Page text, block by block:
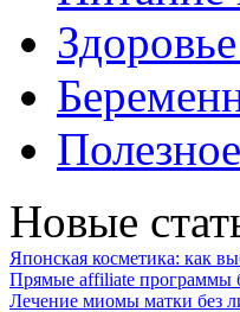
Полезное
Новые
Японская косметика: как
Прямые affiliate программы
Лечение миомы матки без